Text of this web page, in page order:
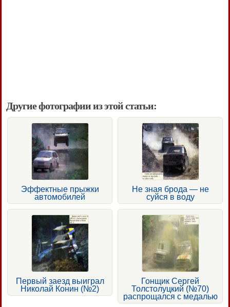
Другие фотографии из этой статьи:
Эффектные прыжки
автомобилей
Не зная брода — не
суйся в воду
Первый заезд выиграл
Николай Конин (№2)
Гонщик Сергей
Толстолуцкий (№70)
распрощался с медалью